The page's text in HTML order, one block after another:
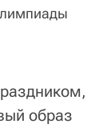
образ